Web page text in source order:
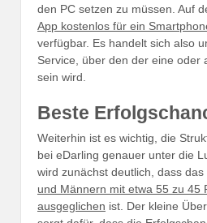
den PC setzen zu müssen. Auf
App kostenlos für ein
verfügbar. Es handelt sich also
Service, über den der eine oder
sein wird.
Beste
Weiterhin ist es wichtig, die
bei eDarling genauer unter die
wird zunächst deutlich, dass das
und Männern mit etwa 55 zu 45
ausgeglichen ist. Der kleine